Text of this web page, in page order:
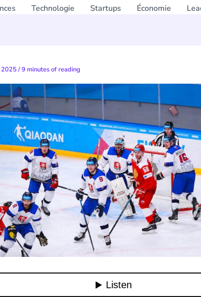
Technologie Startups Économie
2025/9 minutes of reading